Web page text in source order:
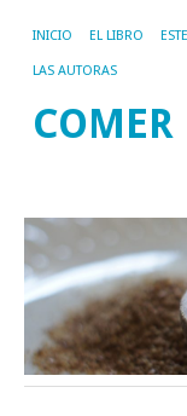
INICIO EL LIBRO
LAS AUTORAS
COMER